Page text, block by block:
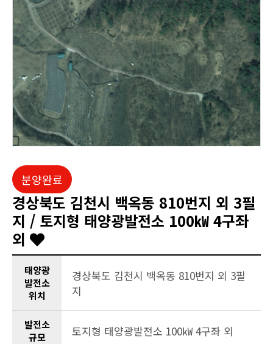
분양완료
경상북도 김천시 백옥동 810번지 외 3필
지 / 토지형 태양광발전소 100㎾ 4구좌
외
태양광
발전소
위치
경상북도 김천시 백옥동 810번지 외 3필
지
발전소
규모
토지형 태양광발전소 100㎾ 4구좌 외